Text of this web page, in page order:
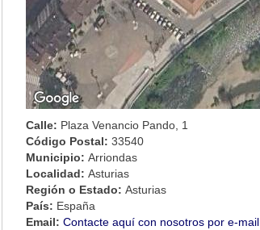
Calle: Plaza Venancio Pando, 1
Código Postal: 33540
Municipio: Arriondas
Localidad: Asturias
Región o Estado: Asturias
País: España
Email: Contacte aquí con nosotros por e-mail